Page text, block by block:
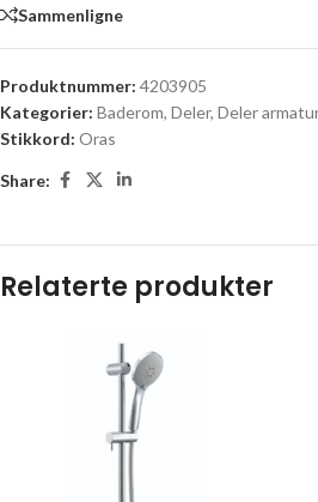
Sammenligne
Produktnummer: 4203905
Kategorier: Baderom, Deler, Deler armatur
Stikkord: Oras
Share:
Relaterte produkter